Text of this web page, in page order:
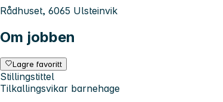
Rådhuset, 6065 Ulsteinvik
Om jobben
Lagre favoritt
Stillingstittel
Tilkallingsvikar barnehage